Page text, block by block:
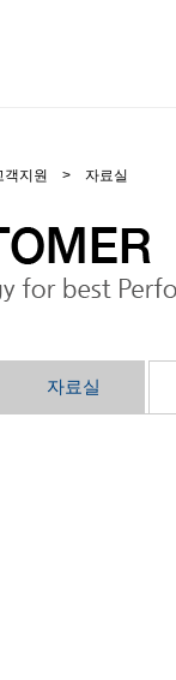
객지원 > 자료실
자료실